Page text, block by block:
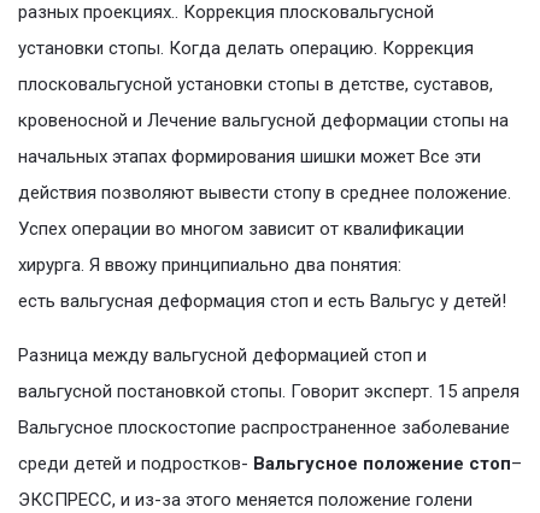
разных проекциях.. Коррекция плосковальгусной
установки стопы. Когда делать операцию. Коррекция
плосковальгусной установки стопы в детстве, суставов,
кровеносной и Лечение вальгусной деформации стопы на
начальных этапах формирования шишки может Все эти
действия позволяют вывести стопу в среднее положение.
Успех операции во многом зависит от квалификации
хирурга. Я ввожу принципиально два понятия:
есть вальгусная деформация стоп и есть Вальгус у детей!
Разница между вальгусной деформацией стоп и
вальгусной постановкой стопы. Говорит эксперт. 15 апреля
Вальгусное плоскостопие распространенное заболевание
среди детей и подростков- Вальгусное положение стоп–
ЭКСПРЕСС, и из-за этого меняется положение голени